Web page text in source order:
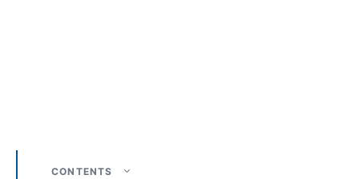
CONTENTS